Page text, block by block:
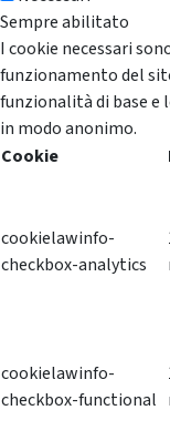
Sempre abilitato
I cookie necessari
funzionamento del
funzionalità di base e
in modo anonimo.
Cookie
cookielawinfo-
checkbox-analytics
cookielawinfo-
checkbox-functional